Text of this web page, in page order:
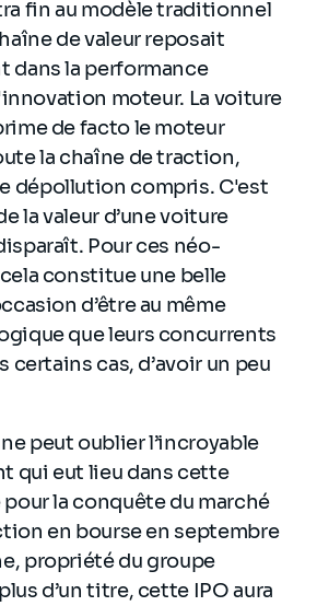
fin au modèle traditionnel
de valeur reposait
dans la performance
moteur. La voiture
de facto le moteur
la chaîne de traction,
dépollution compris. C'est
la valeur d’une voiture
Pour ces néo-
constitue une belle
d’être au même
que leurs concurrents
certains cas, d’avoir un peu
peut oublier l’incroyable
qui eut lieu dans cette
la conquête du marché
en bourse en septembre
propriété du groupe
d’un titre, cette IPO aura